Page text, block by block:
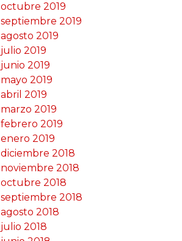
octubre 2019
septiembre 2019
agosto 2019
julio 2019
junio 2019
mayo 2019
abril 2019
marzo 2019
febrero 2019
enero 2019
diciembre 2018
noviembre 2018
octubre 2018
septiembre 2018
agosto 2018
julio 2018